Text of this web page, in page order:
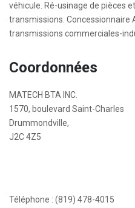
véhicule. Ré-usinage de pièces
transmissions. Concessionnaire
transmissions commerciales-
Coordonnées
MATECH BTA INC.
1570, boulevard Saint-Charles
Drummondville,
J2C 4Z5
Téléphone : (819) 478-4015